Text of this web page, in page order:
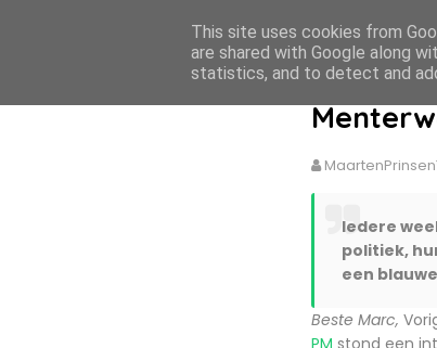
MaartenPrinsen.nl
Iedere
politiek,
een
Beste Marc,
PM stond een
This site uses cookies from
are shared with Google along
statistics, and to detect and